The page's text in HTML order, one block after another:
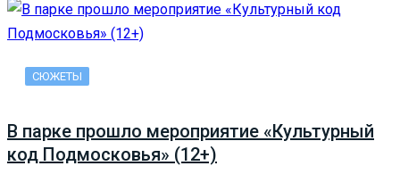
СЮЖЕТЫ
В парке прошло мероприятие «Культурный
код Подмосковья» (12+)